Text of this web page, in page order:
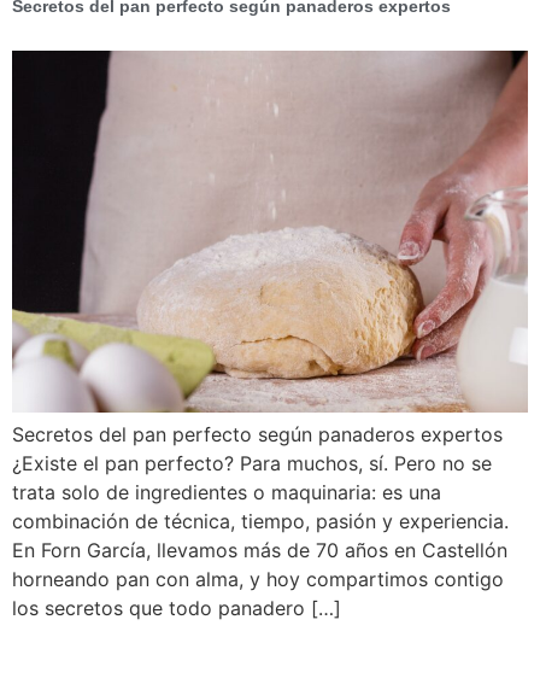
Secretos del pan perfecto según panaderos expertos
Secretos del pan perfecto según panaderos expertos
¿Existe el pan perfecto? Para muchos, sí. Pero no se
trata solo de ingredientes o maquinaria: es una
combinación de técnica, tiempo, pasión y experiencia.
En Forn García, llevamos más de 70 años en Castellón
horneando pan con alma, y hoy compartimos contigo
los secretos que todo panadero […]